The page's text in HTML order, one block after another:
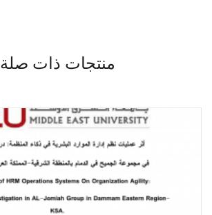
منتجات ذات صلة